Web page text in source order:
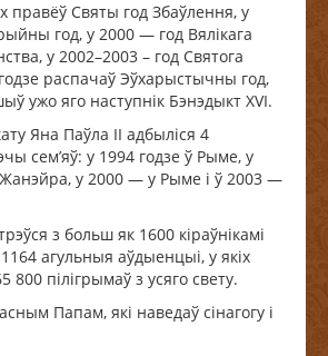
правёў Святы год Збаўлення, у
год, у 2000 — год Вялікага
у 2002–2003 – год Святога
распачаў Эўхарыстычны год,
ужо яго наступнік Бэнэдыкт XVI.
Яна Паўла ІІ адбыліся 4
сем’яў: у 1994 годзе ў Рыме, у
у 2000 — у Рыме і ў 2003 —
з больш як 1600 кіраўнікамі
агульныя аўдыенцыі, у якіх
800 пілігрымаў з усяго свету.
Папам, які наведаў сінагогу і